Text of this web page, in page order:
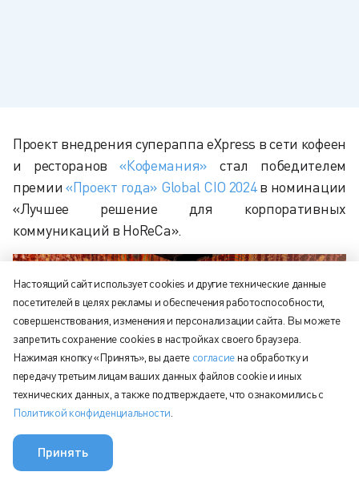
Проект внедрения супераппа eXpress в сети кофеен
и ресторанов«Кофемания» стал победителем
премии «Проект года» Global CIO 2024в номинации
«Лучшее решение для корпоративных
коммуникаций в HoReCa».
Настоящий сайт использует cookies и другие технические данные
посетителей в целях рекламы и обеспечения работоспособности,
совершенствования, изменения и персонализации сайта. Вы можете
запретить сохранение cookies в настройках своего браузера.
Нажимая кнопку «Принять», вы даете согласие на обработку и
передачу третьим лицам ваших данных файлов cookie и иных
технических данных, а также подтверждаете, что ознакомились с
Политикой конфиденциальности
Принять